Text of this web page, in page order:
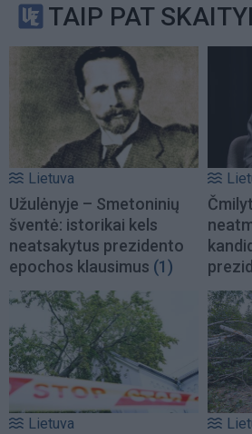
TAIP PAT
Lietuva
Užulėnyje – Smetoninių
šventė: istorikai kels
neatsakytus prezidento
epochos klausimus (1)
Lietuva